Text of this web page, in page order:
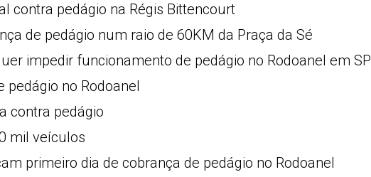
contra pedágio na Régis Bittencourt
de pedágio num raio de 60KM da Praça da Sé
impedir funcionamento de pedágio no Rodoanel em SP
pedágio no Rodoanel
contra pedágio
mil veículos
primeiro dia de cobrança de pedágio no Rodoanel